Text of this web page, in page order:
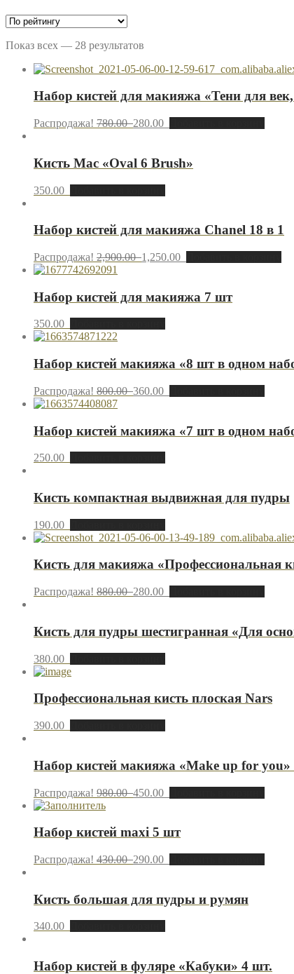
Показ всех — 28 результатов
Набор кистей для макияжа «Тени для
Распродажа! 780.00280.00
Кисть Maс «Oval 6 Brush»
350.00
Набор кистей для макияжа Chanel 18 в 1
Распродажа! 2,900.001,250.00
Набор кистей для макияжа 7 шт
350.00
Набор кистей макияжа «8 шт в одном
Распродажа! 800.00360.00
Набор кистей макияжа «7 шт в одном
250.00
Кисть компактная выдвижная для пудры
190.00
Кисть для макияжа «Профессиональная
Распродажа! 880.00280.00
Кисть для пудры шестигранная «Для
380.00
Профессиональная кисть плоская Nars
390.00
Набор кистей макияжа «Make up for
Распродажа! 980.00450.00
Набор кистей maxi 5 шт
Распродажа! 430.00290.00
Кисть большая для пудры и румян
340.00
Набор кистей в фуляре «Кабуки» 4 шт.